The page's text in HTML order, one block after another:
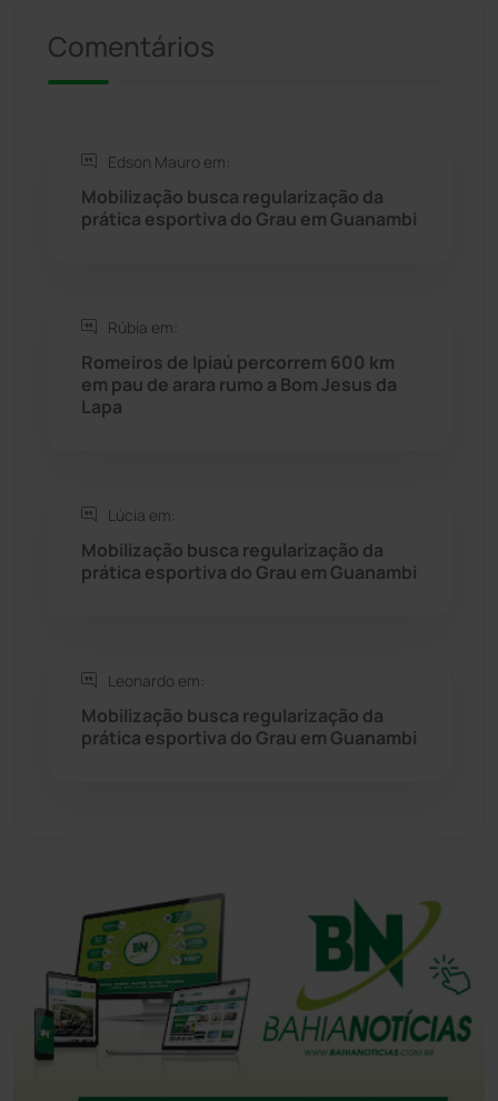
Riacho de Santana
Rio do Antônio
Rio do Pires (97)
Seabra
Sebastião Laranjeiras
Tecnologia
Comentários
Edson Mauro em:
Mobilização busca regularização da
prática esportiva do Grau em Guanambi
Rúbia em:
Romeiros de Ipiaú percorrem 600 km
em pau de arara rumo a Bom Jesus da
Lapa
Lúcia em:
Mobilização busca regularização da
prática esportiva do Grau em Guanambi
Leonardo em:
Mobilização busca regularização da
prática esportiva do Grau em Guanambi